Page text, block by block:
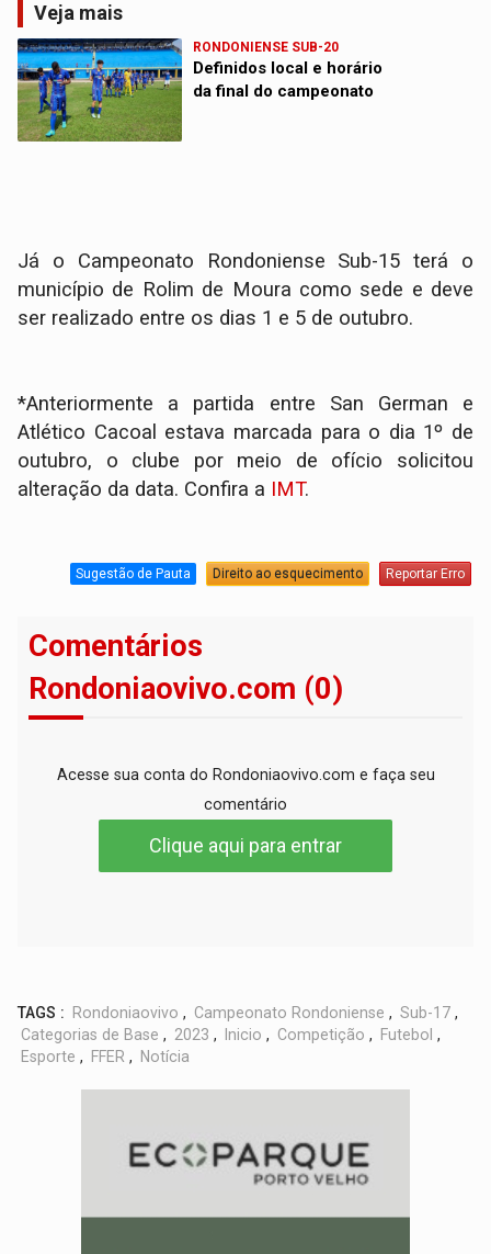
Veja mais
RONDONIENSE SUB-20
Definidos local e horário
da final do campeonato
Já o Campeonato Rondoniense Sub-15 terá o
município de Rolim de Moura como sede e deve
ser realizado entre os dias 1 e 5 de outubro.
*Anteriormente a partida entre San German e
Atlético Cacoal estava marcada para o dia 1º de
outubro, o clube por meio de ofício solicitou
alteração da data. Confira a IMT.
Sugestão de Pauta Direito ao esquecimento Reportar Erro
Comentários
Rondoniaovivo.com (0)
Acesse sua conta do Rondoniaovivo.com e faça seu
comentário
Clique aqui para entrar
TAGS : Rondoniaovivo , Campeonato Rondoniense , Sub-17 ,
Categorias de Base , 2023 , Inicio , Competição , Futebol ,
Esporte , FFER , Notícia